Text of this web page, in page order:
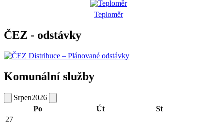
Teploměr
ČEZ - odstávky
Komunální služby
Srpen2026
Po
Út
St
27